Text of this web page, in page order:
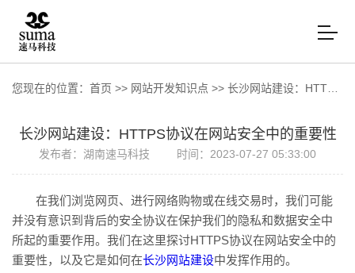
您现在的位置： 首页 >> 网站开发知识点 >> 长沙网站建设：HTTPS协议在网站安全中的重要性
长沙网站建设：HTTPS协议在网站安全中的重要性
发布者：湖南速马科技 时间：2023-07-27 05:33:00
在我们浏览网页、进行网络购物或在线交易时，我们可能
并没有意识到背后的安全协议在保护我们的隐私和数据安全中
所起的重要作用。我们在这里探讨HTTPS协议在网站安全中的
重要性，以及它是如何在长沙网站建设中发挥作用的。